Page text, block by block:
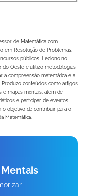
de Matemática com
em Resolução de Problemas,
públicos. Leciono no
do Oeste e utilizo metodologias
a compreensão matemática e a
conteúdos como artigos
e mapas mentais, além de
e participar de eventos
o objetivo de contribuir para o
Matemática.